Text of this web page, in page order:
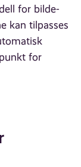
for bilde-
kan tilpasses
for